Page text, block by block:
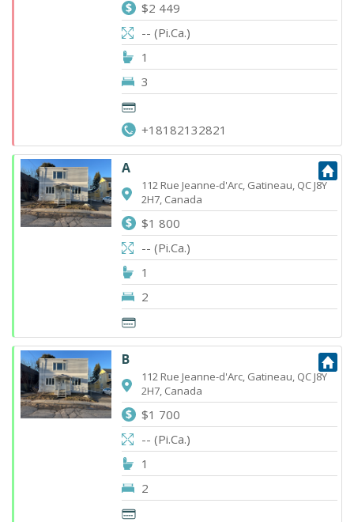
$2 449
-- (Pi.Ca.)
1
3
+18182132821
A
112 Rue Jeanne-d'Arc, Gatineau, QC J8Y
2H7, Canada
$1 800
-- (Pi.Ca.)
1
2
B
112 Rue Jeanne-d'Arc, Gatineau, QC J8Y
2H7, Canada
$1 700
-- (Pi.Ca.)
1
2